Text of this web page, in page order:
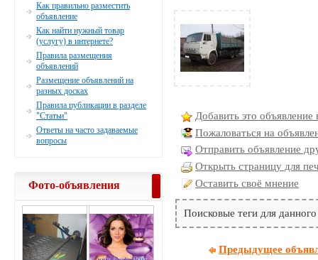
Добавить это объявление
Пожаловаться на
Отправить объявление
Открыть страницу для
Оставить своё мнение
Поисковые теги для
Предыдущее
Как правильно разместить
объявление
Как найти нужный товар
(услугу) в интернете?
Правила размещения
объявлений
Размещение объявлений на
разных досках
Правила публикации в разделе
"Статьи"
Ответы на часто задаваемые
вопросы
Фото-объявления